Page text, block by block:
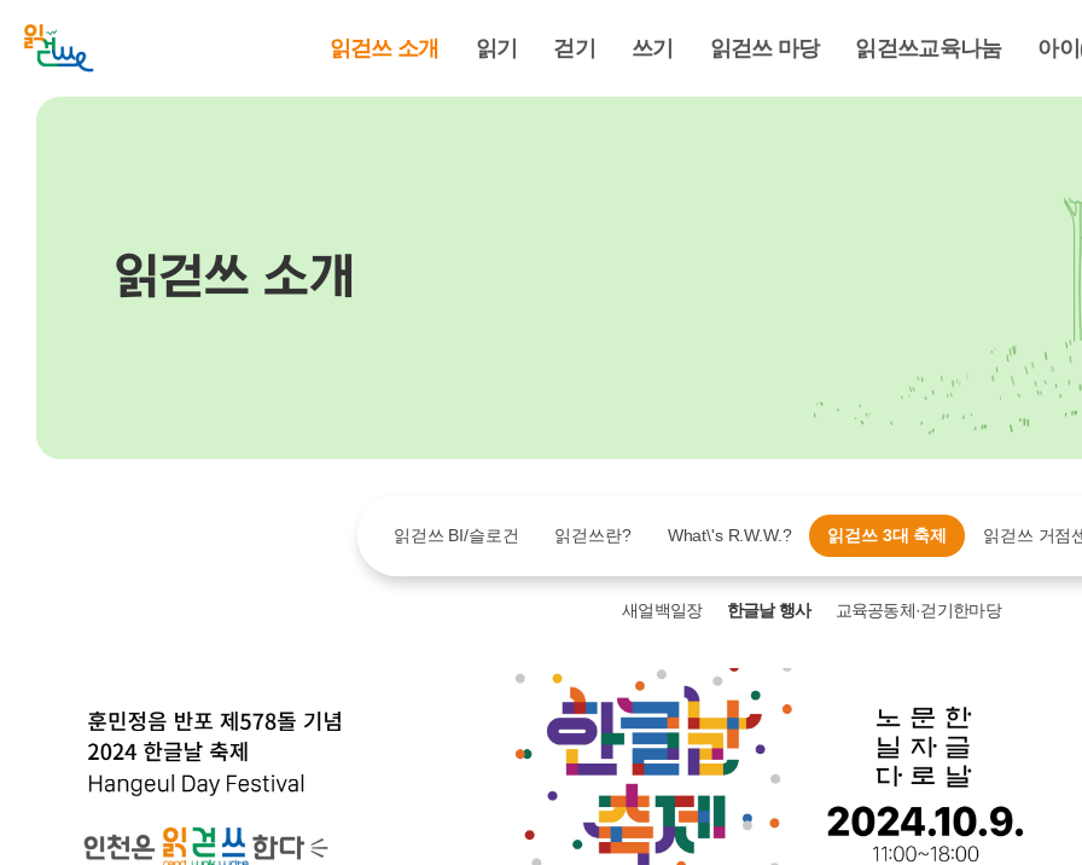
읽걷쓰 소개 읽기 걷기 쓰기 읽걷쓰 마당 읽걷쓰교육나눔 아
읽걷쓰 소개
읽걷쓰 BI/슬로건 읽걷쓰란? What\'s R.W.W.? 읽걷쓰 3대 축제 읽걷쓰 거점
새얼백일장 한글날 행사 교육공동체·걷기한마당